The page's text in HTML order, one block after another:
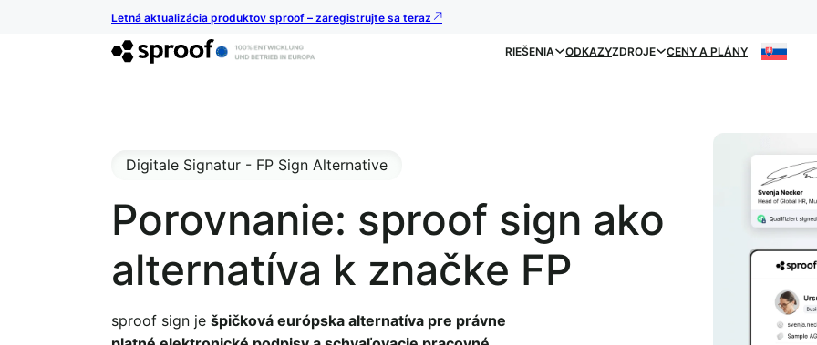
Letná aktualizácia produktov sproof – zaregistrujte sa teraz
RIEŠENIA ODKAZYZDROJE CENY A PLÁNY
Porovnanie: sproof sign ako
alternatíva k značke FP
Digitale Signatur - FP Sign Alternative
sproof sign je špičková európska alternatíva pre právne